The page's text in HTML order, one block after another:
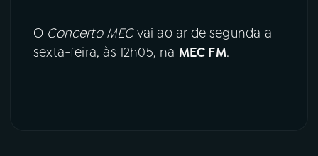
O Concerto MECvai ao ar de segunda a
sexta-feira, às 12h05, na MEC FM.